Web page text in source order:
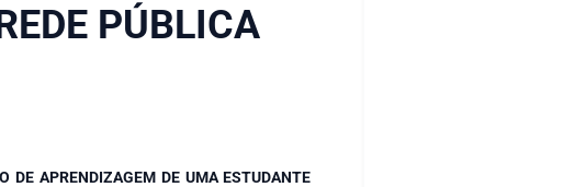
PÚBLICA
DE APRENDIZAGEM DE UMA ESTUDANTE